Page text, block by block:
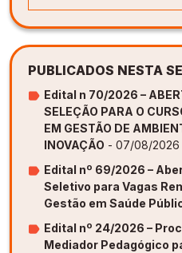
PUBLICADOS NESTA
Edital n 70/2026 –
SELEÇÃO PARA O
EM GESTÃO DE
INOVAÇÃO - 07/08/2026
Edital nº 69/2026 –
Seletivo para Vagas
Gestão em Saúde
Edital nº 24/2026 –
Mediador Pedagógico